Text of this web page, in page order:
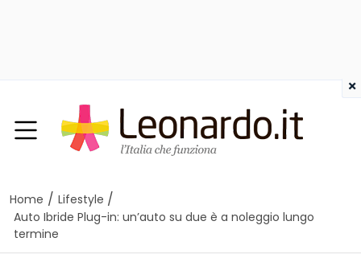
Home / Lifestyle /
Auto Ibride Plug-in: un’auto su due è a noleggio lungo
termine
×